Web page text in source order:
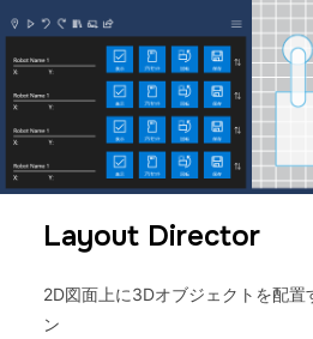
Layout Director
2D図面上に3Dオブジェクトを配置
ン